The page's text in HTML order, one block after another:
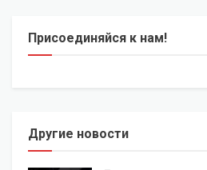
Присоединяйся к нам!
Другие новости